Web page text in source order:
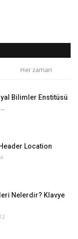
Her zaman
Bilimler Enstitüsü
Location
Nelerdir? Klavye
12